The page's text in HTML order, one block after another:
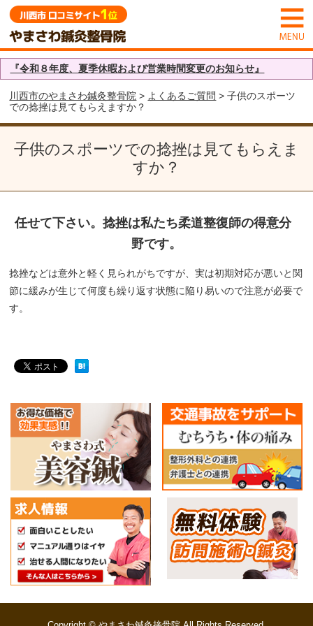
『令和８年度、夏季休暇および営業時間変更のお知らせ』
川西市のやまさわ鍼灸整骨院 > よくあるご質問 > 子供のスポーツ
での捻挫は見てもらえますか？
子供のスポーツでの捻挫は見てもらえま
すか？
任せて下さい。捻挫は私たち柔道整復師の得意分
野です。
捻挫などは意外と軽く見られがちですが、実は初期対応が悪いと関
節に緩みが生じて何度も繰り返す状態に陥り易いので注意が必要で
す。